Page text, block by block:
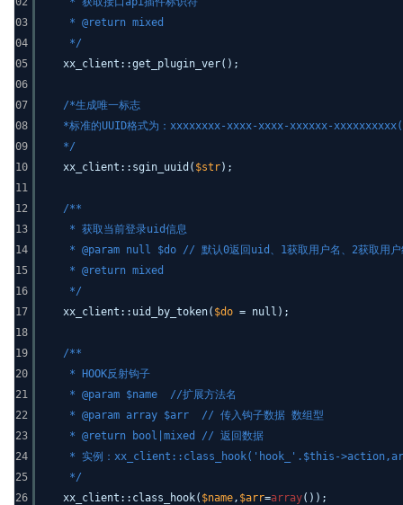
03
04
05
06
07
08
09
10
11
12
13
14
15
16
17
18
19
20
21
22
23
24
25
26
* @return mixed
*/
xx_client::get_plugin_ver();
/*生成唯一标志
*标准的UUID格式为：xxxxxxxx-xxxx-xxxx-xxxxxx-
*/
xx_client::sgin_uuid( $str);
/**
* 获取当前登录uid信息
* @param null $do // 默认0返回uid、1获取用户名、2获取用
* @return mixed
*/
xx_client::uid_by_token( $do = null);
/**
* HOOK反射钩子
* @param $name //扩展方法名
* @param array $arr // 传入钩子数据 数组型
* @return bool|mixed // 返回数据
* 实例：xx_client::class_hook('hook_'.$this-
*/
xx_client::class_hook( $name, $arr=array());